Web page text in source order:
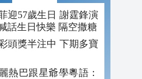
迎57歲生日 謝霆鋒演
話生日快樂 隔空撒糖
頭獎半注中 下期多寶
熱巴跟星爺學粵語：